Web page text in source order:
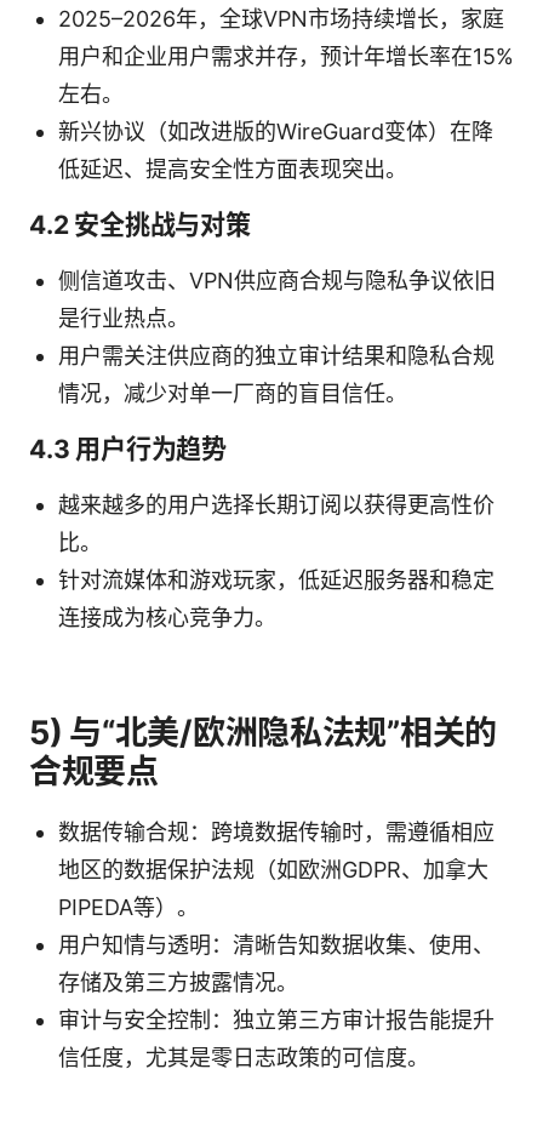
2025–2026年，全球VPN市场持续增长，家庭
用户和企业用户需求并存，预计年增长率在15%
左右。
新兴协议（如改进版的WireGuard变体）在降
低延迟、提高安全性方面表现突出。
4.2 安全挑战与对策
侧信道攻击、VPN供应商合规与隐私争议依旧
是行业热点。
用户需关注供应商的独立审计结果和隐私合规
情况，减少对单一厂商的盲目信任。
4.3 用户行为趋势
越来越多的用户选择长期订阅以获得更高性价
比。
针对流媒体和游戏玩家，低延迟服务器和稳定
连接成为核心竞争力。
5) 与“北美/欧洲隐私法规”相关的
合规要点
数据传输合规：跨境数据传输时，需遵循相应
地区的数据保护法规（如欧洲GDPR、加拿大
PIPEDA等）。
用户知情与透明：清晰告知数据收集、使用、
存储及第三方披露情况。
审计与安全控制：独立第三方审计报告能提升
信任度，尤其是零日志政策的可信度。